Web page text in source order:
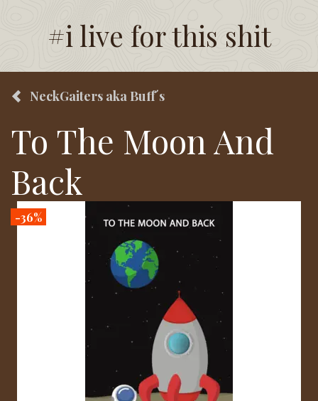
#i live for this shit
NeckGaiters aka Buff´s
To The Moon And
Back
-36%